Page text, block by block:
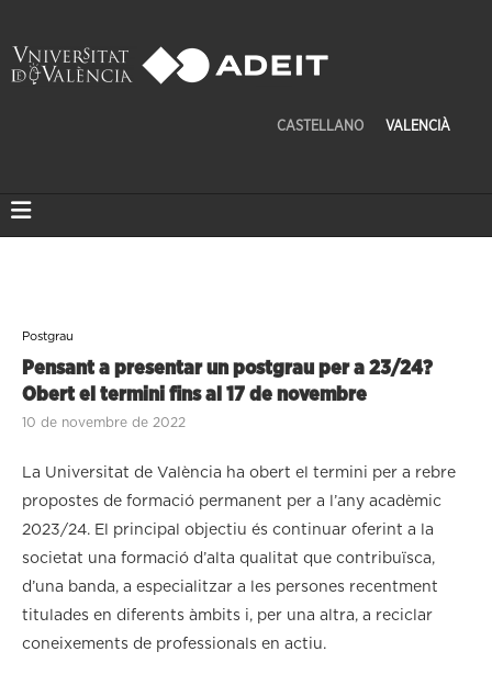
CASTELLANO VALENCIÀ
Postgrau
Pensant a presentar un postgrau per a 23/24?
Obert el termini fins al 17 de novembre
10 de novembre de 2022
La Universitat de València ha obert el termini per a rebre
propostes de formació permanent per a l’any acadèmic
2023/24. El principal objectiu és continuar oferint a la
societat una formació d’alta qualitat que contribuïsca,
d’una banda, a especialitzar a les persones recentment
titulades en diferents àmbits i, per una altra, a reciclar
coneixements de professionals en actiu.